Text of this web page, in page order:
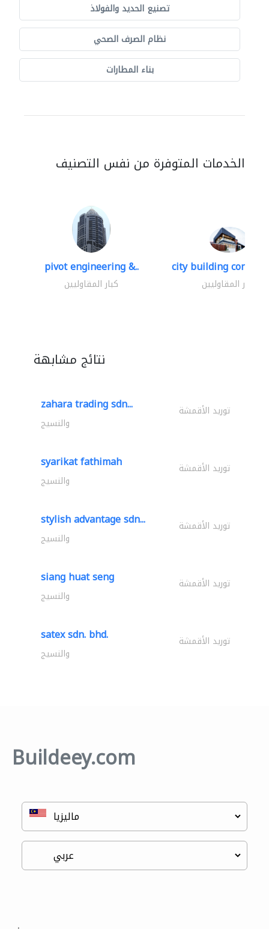
تصنيع الحديد والفولاذ
نظام الصرف الصحي
بناء المطارات
الخدمات المتوفرة من نفس التصنيف
pivot engineering &..
كبار المقاوليين
city building
كبار المقاوليين
نتائج مشابهة
zahara trading sdn... توريد الأقمشة
والنسيج
syarikat fathimah توريد الأقمشة
والنسيج
stylish advantage sdn... توريد الأقمشة
والنسيج
siang huat seng توريد الأقمشة
والنسيج
satex sdn. bhd. توريد الأقمشة
والنسيج
Buildeey.com